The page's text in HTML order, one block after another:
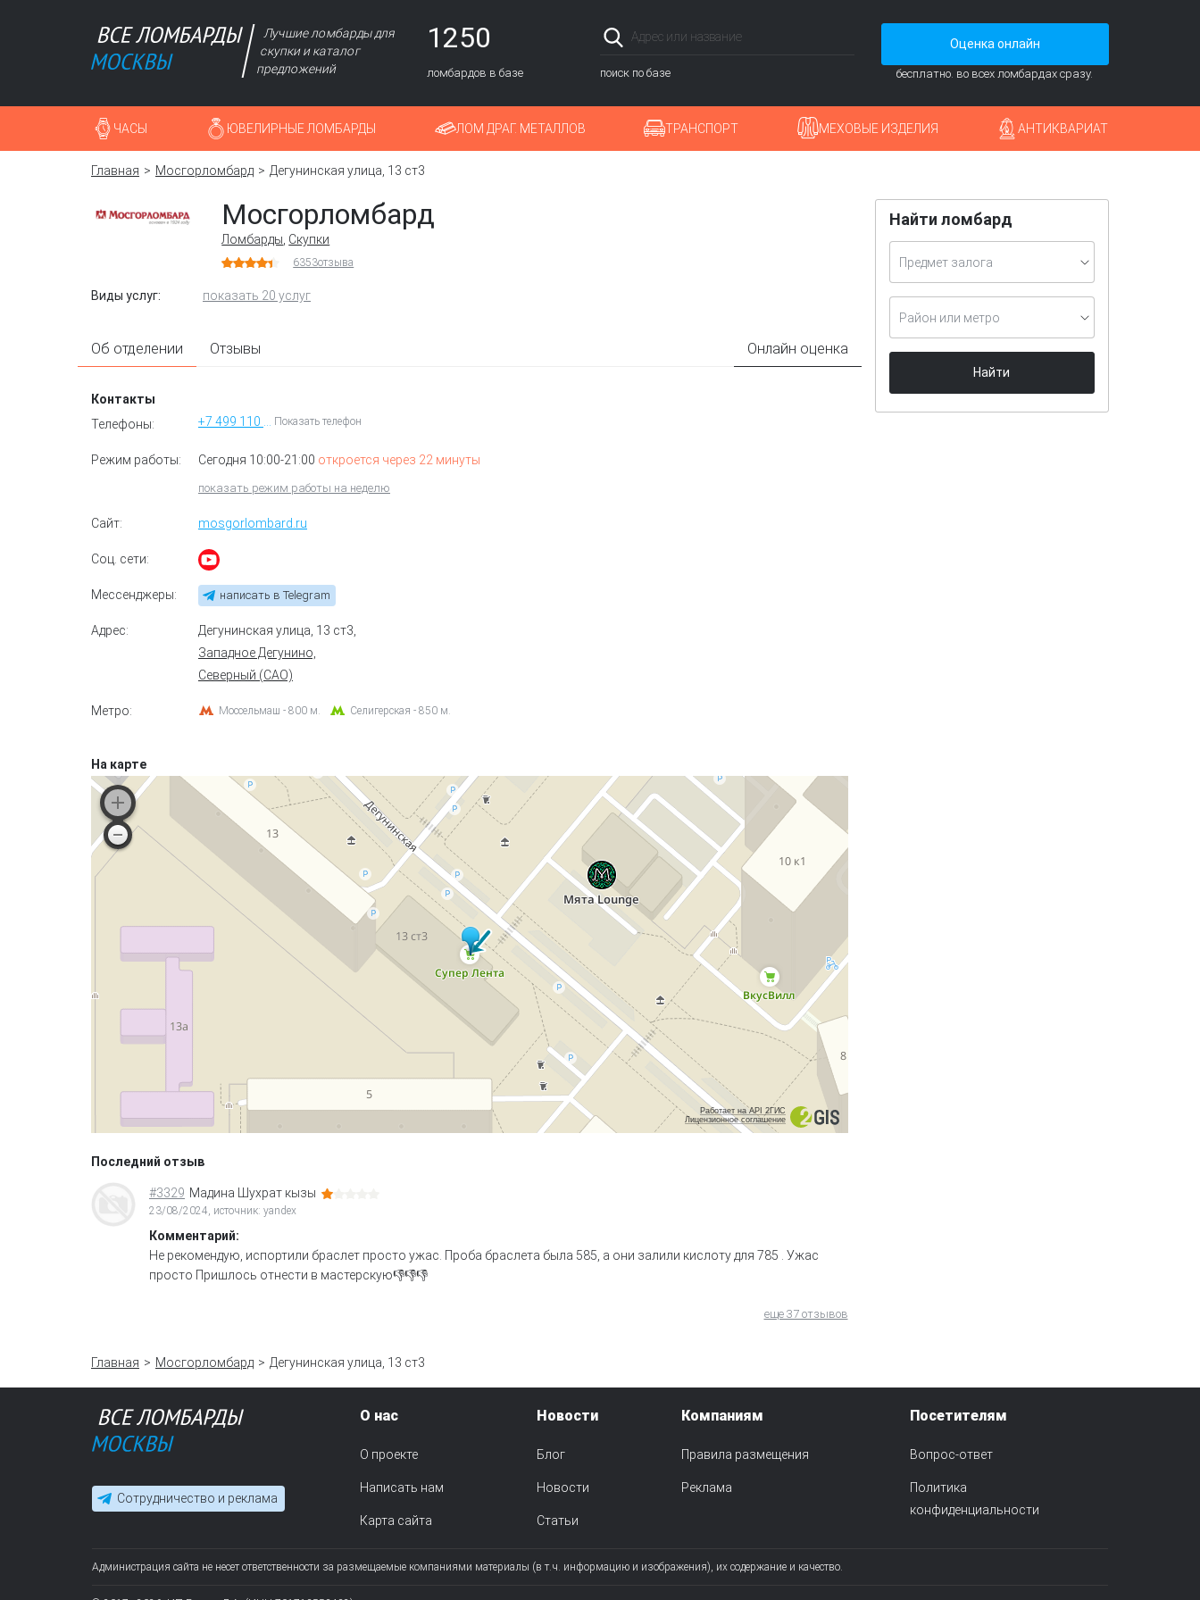
Лучшие ломбарды для
скупки и каталог
предложений
1250
ломбардов в базе поиск по базе
Оценка онлайн
бесплатно. во всех ломбардах сразу.
ЧАСЫ ЮВЕЛИРНЫЕ ЛОМБАРДЫ ЛОМ ДРАГ. МЕТАЛЛОВ ТРАНСПОРТ МЕХОВЫЕ ИЗДЕЛИЯ АНТИКВАРИАТ
Главная Мосгорломбард Дегунинская улица, 13 ст3
Мосгорломбард
Ломбарды Скупки
6353отзыва
Виды услуг: показать 20 услуг
Об отделении Отзывы Онлайн оценка
Контакты
Телефоны:
Показать телефон
Режим работы: Сегодня 10:00-21:00 откроется через 22 минуты
показать режим работы на неделю
Сайт: mosgorlombard.ru
Соц. сети:
Мессенджеры: написать в Telegram
Адрес: Дегунинская улица, 13 ст3
Западное Дегунино,
Северный (САО)
Метро: Моссельмаш - 800 м. Селигерская - 850 м.
На карте
Работает на API 2ГИС
Лицензионное соглашение
Последний отзыв
#3329 Мадина Шухрат кызы
23/08/2024, источник: yandex
Комментарий:
Не рекомендую, испортили браслет просто ужас. Проба браслета была 585, а они залили кислоту для 785 . Ужас
просто Пришлось отнести в мастерскую👎👎👎
еще 37 отзывов
Найти ломбард
Предмет залога
Район или метро
Найти
Главная Мосгорломбард Дегунинская улица, 13 ст3
О нас
О проекте
Написать нам
Карта сайта
Новости
Блог
Новости
Статьи
Компаниям
Правила размещения
Реклама
Посетителям
Вопрос-ответ
Политика
конфиденциальности
Сотрудничество и реклама
Администрация сайта не несет ответственности за размещаемые компаниями материалы (в т.ч. информацию и изображения), их содержание и качество.